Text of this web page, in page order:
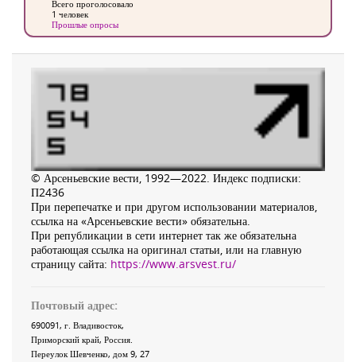
Всего проголосовало
1 человек
Прошлые опросы
© Арсеньевские вести, 1992—2022. Индекс подписки:
П2436
При перепечатке и при другом использовании материалов,
ссылка на «Арсеньевские вести» обязательна.
При републикации в сети интернет так же обязательна
работающая ссылка на оригинал статьи, или на главную
страницу сайта: https://www.arsvest.ru/
Почтовый адрес:
690091, г. Владивосток,
Приморский край, Россия.
Переулок Шевченко, дом 9, 27